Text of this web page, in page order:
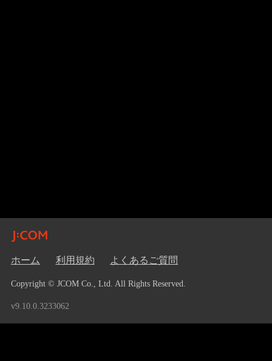
ホーム 利用規約 よくあるご質問
Copyright © JCOM Co., Ltd. All Rights Reserved.
v9.10.0.3233062